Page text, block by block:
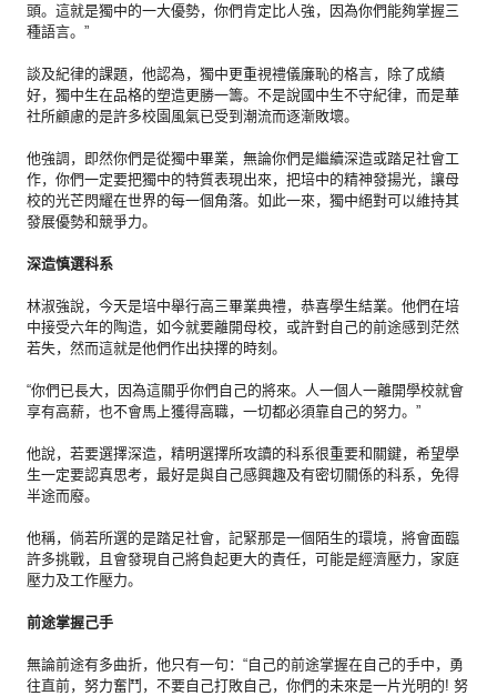
頭。 這就是獨中的一大優勢，你們肯定比人強，
因為你們能夠掌握三
種語言。”
談及紀律的課題，他認為，獨中更重視禮儀廉恥的格言， 除了成績
好，獨中生在品格的塑造更勝一籌。 不是說國中生不守紀律， 而是華
社所顧慮的是許多校園風氣已受到潮流而逐漸敗壞。
他強調，即然你們是從獨中畢業， 無論你們是繼續深造或踏足社會工
作， 你們一定要把獨中的特質表現出來，把培中的精神發揚光， 讓母
校的光芒閃耀在世界的每一個角落。如此一來， 獨中絕對可以維持其
發展優勢和競爭力。
深造慎選科系
林淑強說，今天是培中舉行高三畢業典禮，恭喜學生結業。 他們在培
中接受六年的陶造，如今就要離開母校， 或許對自己的前途感到茫然
若失，然而這就是他們作出抉擇的時刻。
“你們已長大，因為這關乎你們自己的將來。 人一個人一離開學校就會
享有高薪，也不會馬上獲得高職， 一切都必須靠自己的努力。”
他說，若要選擇深造，精明選擇所攻讀的科系很重要和關鍵， 希望學
生一定要認真思考， 最好是與自己感興趣及有密切關係的科系，免得
半途而廢。
他稱，倘若所選的是踏足社會，記緊那是一個陌生的環境， 將會面臨
許多挑戰，且會發現自己將負起更大的責任， 可能是經濟壓力，家庭
壓力及工作壓力。
前途掌握己手
無論前途有多曲折，他只有一句：“自己的前途掌握在自己的手中， 勇
往直前，努力奮鬥，不要自己打敗自己， 你們的未來是一片光明的! 努